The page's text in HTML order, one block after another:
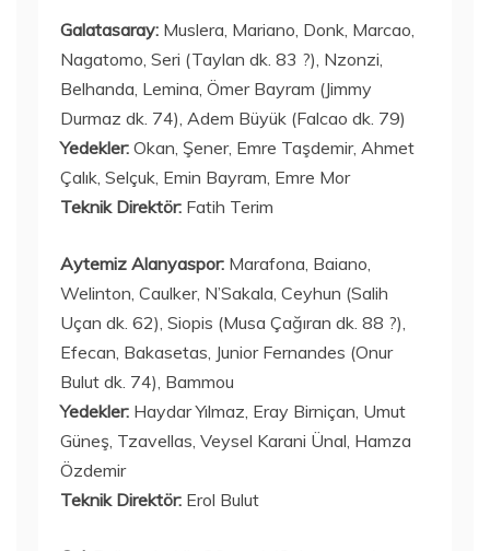
Galatasaray: Muslera, Mariano, Donk, Marcao,
Nagatomo, Seri (Taylan dk. 83 ?), Nzonzi,
Belhanda, Lemina, Ömer Bayram (Jimmy
Durmaz dk. 74), Adem Büyük (Falcao dk. 79)
Yedekler: Okan, Şener, Emre Taşdemir, Ahmet
Çalık, Selçuk, Emin Bayram, Emre Mor
Teknik Direktör: Fatih Terim
Aytemiz Alanyaspor: Marafona, Baiano,
Welinton, Caulker, N’Sakala, Ceyhun (Salih
Uçan dk. 62), Siopis (Musa Çağıran dk. 88 ?),
Efecan, Bakasetas, Junior Fernandes (Onur
Bulut dk. 74), Bammou
Yedekler: Haydar Yılmaz, Eray Birniçan, Umut
Güneş, Tzavellas, Veysel Karani Ünal, Hamza
Özdemir
Teknik Direktör: Erol Bulut